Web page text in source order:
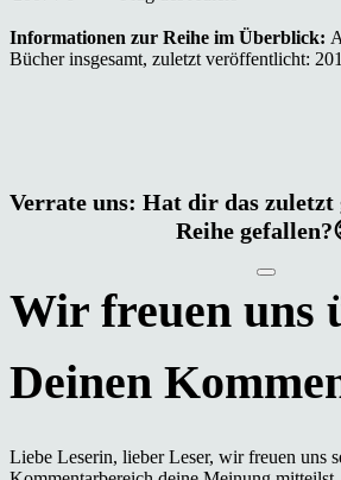
Informationen zur Reihe im Überblick:
Bücher insgesamt, zuletzt veröffentlicht:
Verrate uns: Hat dir das zuletzt
Reihe
Liebe Leserin, lieber Leser, wir freuen uns